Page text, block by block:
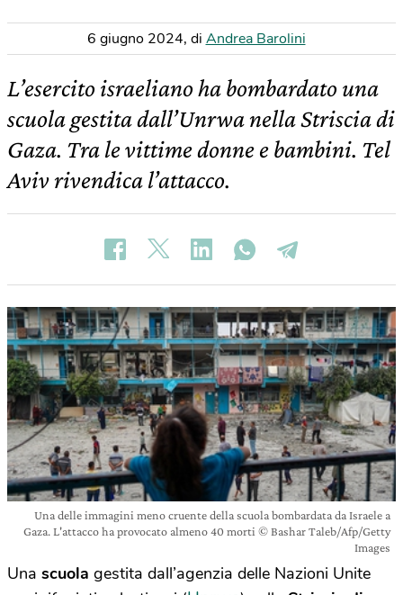
6 giugno 2024, di Andrea Barolini
L’esercito israeliano ha bombardato una
scuola gestita dall’Unrwa nella Striscia di
Gaza. Tra le vittime donne e bambini. Tel
Aviv rivendica l’attacco.
Una delle immagini meno cruente della scuola bombardata da Israele a
Gaza. L'attacco ha provocato almeno 40 morti © Bashar Taleb/Afp/Getty
Images
Una scuola gestita dall’agenzia delle Nazioni Unite